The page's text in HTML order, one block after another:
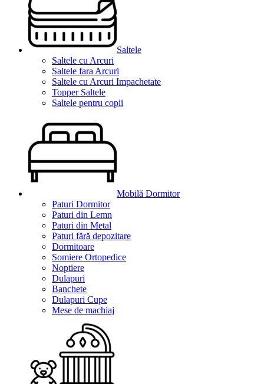
Saltele
Saltele cu Arcuri
Saltele fara Arcuri
Saltele cu Arcuri Impachetate
Topper Saltele
Saltele pentru copii
Mobilă Dormitor
Paturi Dormitor
Paturi din Lemn
Paturi din Metal
Paturi fără depozitare
Dormitoare
Somiere Ortopedice
Noptiere
Dulapuri
Banchete
Dulapuri Cupe
Mese de machiaj